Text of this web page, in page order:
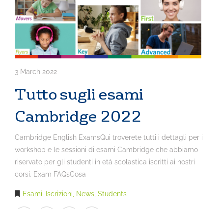
3 March 2022
Tutto sugli esami
Cambridge 2022
Cambridge English ExamsQui troverete tutti i dettagli per i
workshop e le sessioni di esami Cambridge che abbiamo
riservato per gli studenti in età scolastica iscritti ai nostri
corsi. Exam FAQsCosa
Esami Iscrizioni News Students